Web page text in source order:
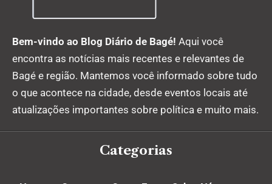
Bem-vindo ao Blog Diário de Bagé! Aqui você
encontra as notícias mais recentes e relevantes de
Bagé e região. Mantemos você informado sobre tudo
o que acontece na cidade, desde eventos locais até
atualizações importantes sobre política e muito mais.
Categorias